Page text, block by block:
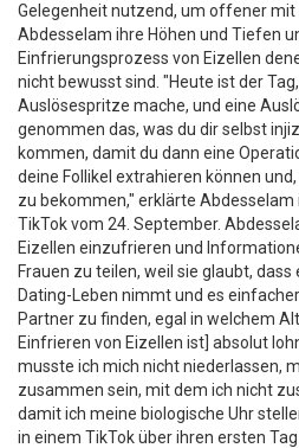
Gelegenheit nutzend, um offener mit
Abdesselam ihre Höhen und Tiefen
Einfrierungsprozess von Eizellen
nicht bewusst sind. "Heute ist der
Auslösespritze mache, und eine
genommen das, was du dir selbst
kommen, damit du dann eine
deine Follikel extrahieren können
zu bekommen," erklärte Abdesselam
TikTok vom 24. September.
Eizellen einzufrieren und
Frauen zu teilen, weil sie glaubt, dass
Dating-Leben nimmt und es
Partner zu finden, egal in welchem
Einfrieren von Eizellen ist] absolut
musste ich mich nicht niederlassen,
zusammen sein, mit dem ich nicht
damit ich meine biologische Uhr
in einem TikTok über ihren ersten